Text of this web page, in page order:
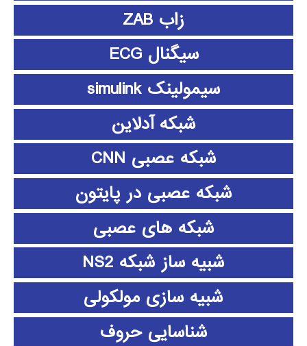
زاب ZAB
سیگنال ECG
سیمولینک simulink
شبکه آدلاین
شبکه عصبی CNN
شبکه عصبی در پایتون
شبکه های عصبی
شبیه ساز شبکه NS2
شبیه سازی مولکولی
شناسایی حروف